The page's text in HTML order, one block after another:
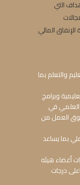
التي
المالي
والتعلم بما
وبرامج
العلمي في
سوق العمل من
بما يساعد
أغضاء هيئه
درجات